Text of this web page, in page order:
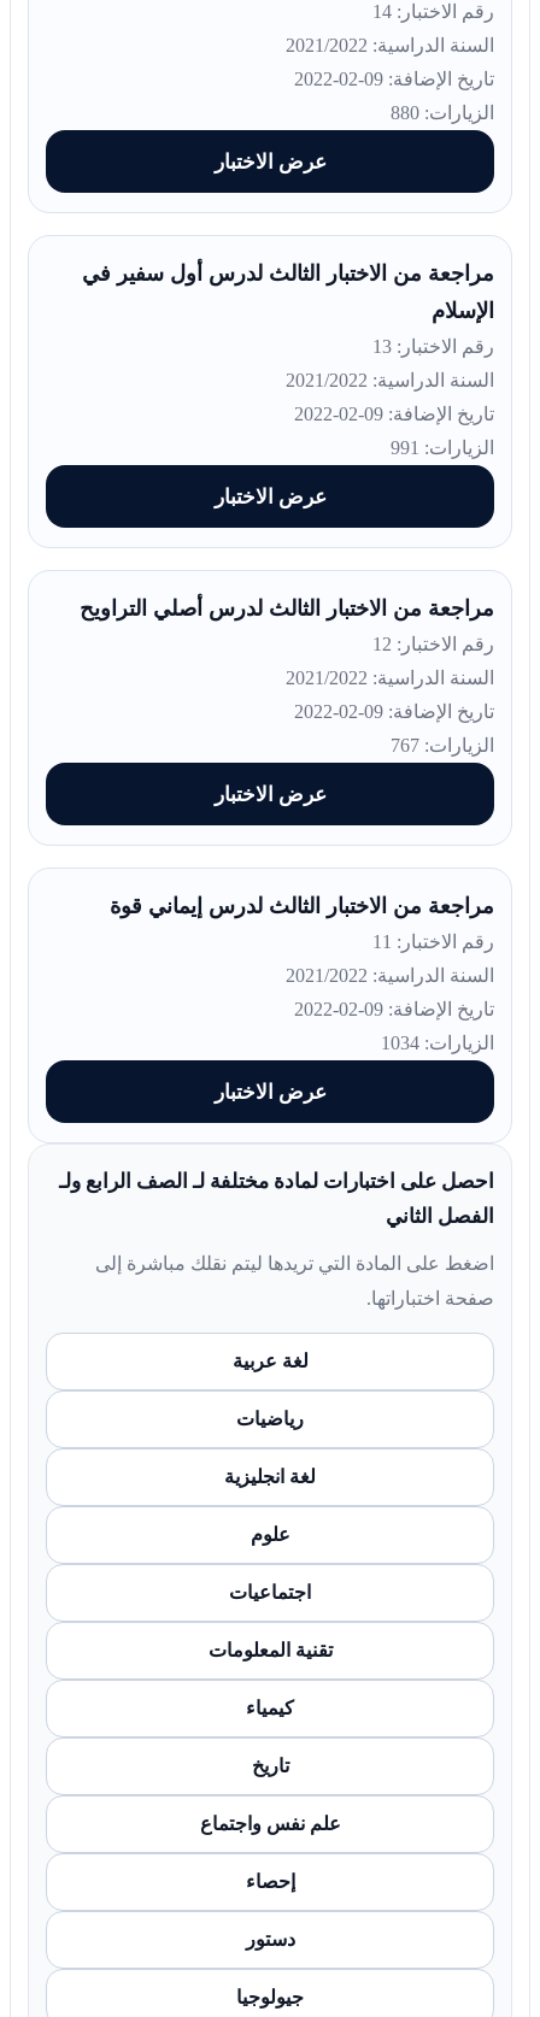
رقم الاختبار: 14
السنة الدراسية: 2021/2022
تاريخ الإضافة: 09-02-2022
الزيارات: 880
عرض الاختبار
مراجعة من الاختبار الثالث لدرس أول سفير في
الإسلام
رقم الاختبار: 13
السنة الدراسية: 2021/2022
تاريخ الإضافة: 09-02-2022
الزيارات: 991
عرض الاختبار
مراجعة من الاختبار الثالث لدرس أصلي التراويح
رقم الاختبار: 12
السنة الدراسية: 2021/2022
تاريخ الإضافة: 09-02-2022
الزيارات: 767
عرض الاختبار
مراجعة من الاختبار الثالث لدرس إيماني قوة
رقم الاختبار: 11
السنة الدراسية: 2021/2022
تاريخ الإضافة: 09-02-2022
الزيارات: 1034
عرض الاختبار
احصل على اختبارات لمادة مختلفة لـ الصف الرابع ولـ
الفصل الثاني
اضغط على المادة التي تريدها ليتم نقلك مباشرة إلى
صفحة اختباراتها.
لغة عربية
رياضيات
لغة انجليزية
علوم
اجتماعيات
تقنية المعلومات
كيمياء
تاريخ
علم نفس واجتماع
إحصاء
دستور
جيولوجيا